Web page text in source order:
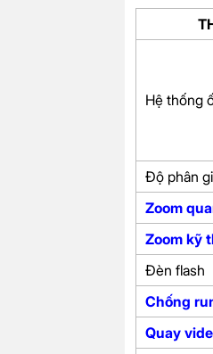
Hệ thống
Độ phân
Zoom
Zoom kỹ
Đèn flash
Chống
Quay